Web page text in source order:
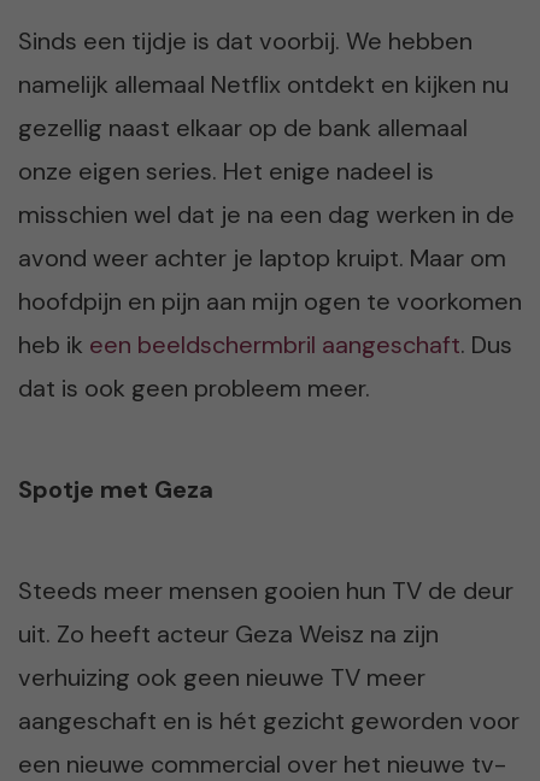
Sinds een tijdje is dat voorbij. We hebben
namelijk allemaal Netflix ontdekt en kijken nu
gezellig naast elkaar op de bank allemaal
onze eigen series. Het enige nadeel is
misschien wel dat je na een dag werken in de
avond weer achter je laptop kruipt. Maar om
hoofdpijn en pijn aan mijn ogen te voorkomen
heb ik een beeldschermbril aangeschaft. Dus
dat is ook geen probleem meer.
Spotje met Geza
Steeds meer mensen gooien hun TV de deur
uit. Zo heeft acteur Geza Weisz na zijn
verhuizing ook geen nieuwe TV meer
aangeschaft en is hét gezicht geworden voor
een nieuwe commercial over het nieuwe tv-